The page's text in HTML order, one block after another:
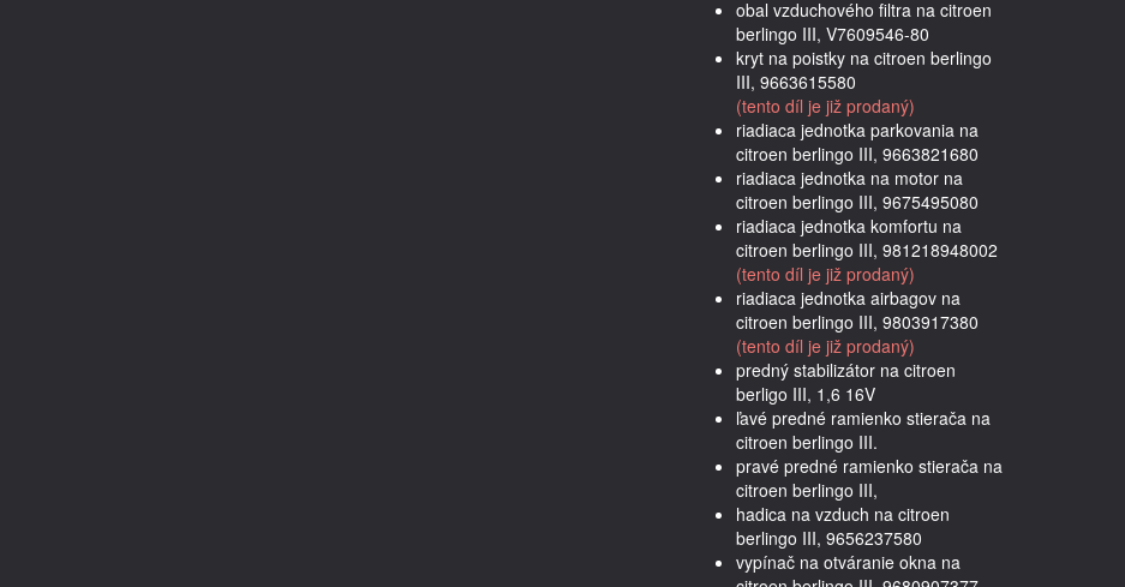
obal vzduchového filtra na citroen
berlingo III, V7609546-80
kryt na poistky na citroen berlingo
III, 9663615580
(tento díl je již prodaný)
riadiaca jednotka parkovania na
citroen berlingo III, 9663821680
riadiaca jednotka na motor na
citroen berlingo III, 9675495080
riadiaca jednotka komfortu na
citroen berlingo III, 981218948002
(tento díl je již prodaný)
riadiaca jednotka airbagov na
citroen berlingo III, 9803917380
(tento díl je již prodaný)
predný stabilizátor na citroen
berligo III, 1,6 16V
ľavé predné ramienko stierača na
citroen berlingo III.
pravé predné ramienko stierača na
citroen berlingo III,
hadica na vzduch na citroen
berlingo III, 9656237580
vypínač na otváranie okna na